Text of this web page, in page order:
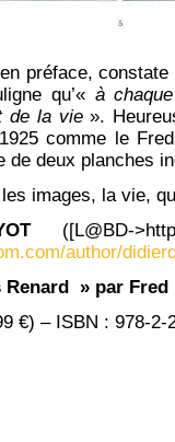
préface,
qu’« à
de la vie».
comme le
de deux planches
images, la vie,
([L@BD-
author/
Renard » par Fred
€) – ISBN : 978-2-